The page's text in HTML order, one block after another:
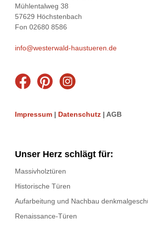
Mühlentalweg 38
57629 Höchstenbach
Fon 02680 8586
info@westerwald-haustueren.de
Impressum | Datenschutz | AGB
Unser Herz schlägt für:
Massivholztüren
Historische Türen
Aufarbeitung und Nachbau
Renaissance-Türen